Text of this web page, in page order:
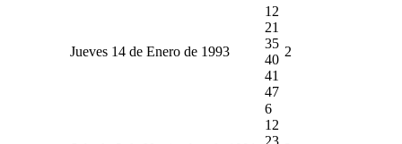
Jueves 14 de Enero de 1993
12
21
35
40
41
47
2
6
12
23